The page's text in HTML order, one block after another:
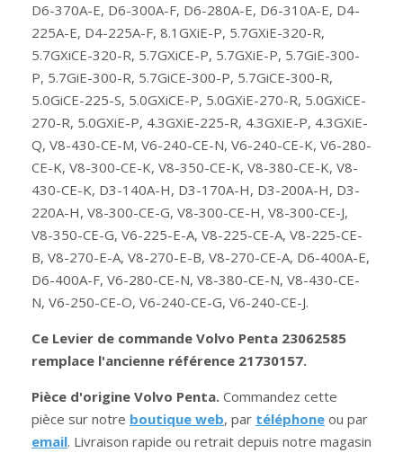
D6-370A-E, D6-300A-F, D6-280A-E, D6-310A-E, D4-
225A-E, D4-225A-F, 8.1GXiE-P, 5.7GXiE-320-R,
5.7GXiCE-320-R, 5.7GXiCE-P, 5.7GXiE-P, 5.7GiE-300-
P, 5.7GiE-300-R, 5.7GiCE-300-P, 5.7GiCE-300-R,
5.0GiCE-225-S, 5.0GXiCE-P, 5.0GXiE-270-R, 5.0GXiCE-
270-R, 5.0GXiE-P, 4.3GXiE-225-R, 4.3GXiE-P, 4.3GXiE-
Q, V8-430-CE-M, V6-240-CE-N, V6-240-CE-K, V6-280-
CE-K, V8-300-CE-K, V8-350-CE-K, V8-380-CE-K, V8-
430-CE-K, D3-140A-H, D3-170A-H, D3-200A-H, D3-
220A-H, V8-300-CE-G, V8-300-CE-H, V8-300-CE-J,
V8-350-CE-G, V6-225-E-A, V8-225-CE-A, V8-225-CE-
B, V8-270-E-A, V8-270-E-B, V8-270-CE-A, D6-400A-E,
D6-400A-F, V6-280-CE-N, V8-380-CE-N, V8-430-CE-
N, V6-250-CE-O, V6-240-CE-G, V6-240-CE-J.
Ce Levier de commande Volvo Penta 23062585
remplace l'ancienne référence 21730157.
Pièce d'origine Volvo Penta. Commandez cette
pièce sur notre boutique web, par téléphone ou par
email. Livraison rapide ou retrait depuis notre magasin